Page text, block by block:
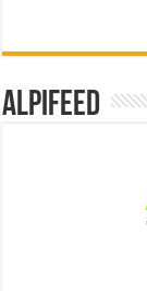
Alpifeed